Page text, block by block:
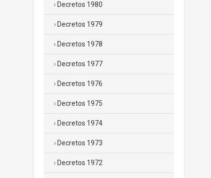
Decretos 1980
Decretos 1979
Decretos 1978
Decretos 1977
Decretos 1976
Decretos 1975
Decretos 1974
Decretos 1973
Decretos 1972